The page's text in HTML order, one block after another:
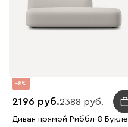
8
2196 2388
Диван прямой Риббл-8 Букле